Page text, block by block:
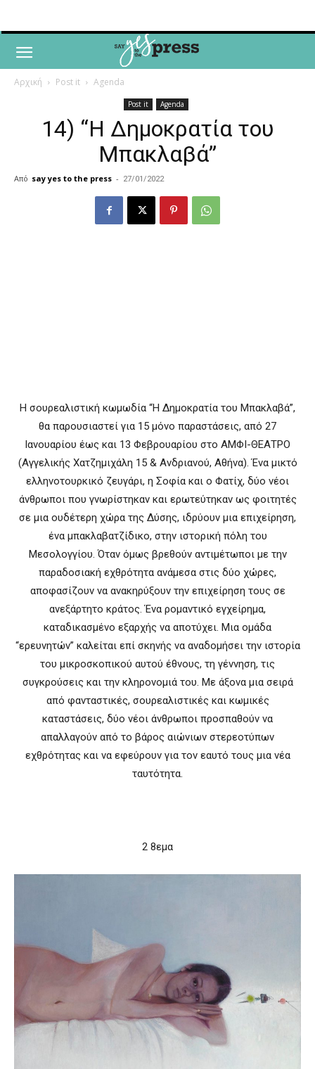
Αρχική Post it Agenda
Post it Agenda
14) “Η Δημοκρατία του
Μπακλαβά”
Από say yes to the press - 27/01/2022
Η σουρεαλιστική κωμωδία “Η Δημοκρατία του Μπακλαβά”,
θα παρουσιαστεί για 15 μόνο παραστάσεις, από 27
Ιανουαρίου έως και 13 Φεβρουαρίου στο ΑΜΦΙ-ΘΕΑΤΡΟ
(Αγγελικής Χατζημιχάλη 15 & Ανδριανού, Αθήνα). Ένα μικτό
ελληνοτουρκικό ζευγάρι, η Σοφία και ο Φατίχ, δύο νέοι
άνθρωποι που γνωρίστηκαν και ερωτεύτηκαν ως φοιτητές
σε μια ουδέτερη χώρα της Δύσης, ιδρύουν μια επιχείρηση,
ένα μπακλαβατζίδικο, στην ιστορική πόλη του
Μεσολογγίου. Όταν όμως βρεθούν αντιμέτωποι με την
παραδοσιακή εχθρότητα ανάμεσα στις δύο χώρες,
αποφασίζουν να ανακηρύξουν την επιχείρηση τους σε
ανεξάρτητο κράτος. Ένα ρομαντικό εγχείρημα,
καταδικασμένο εξαρχής να αποτύχει. Μια ομάδα
“ερευνητών” καλείται επί σκηνής να αναδομήσει την ιστορία
του μικροσκοπικού αυτού έθνους, τη γέννηση, τις
συγκρούσεις και την κληρονομιά του. Με άξονα μια σειρά
από φανταστικές, σουρεαλιστικές και κωμικές
καταστάσεις, δύο νέοι άνθρωποι προσπαθούν να
απαλλαγούν από το βάρος αιώνιων στερεοτύπων
εχθρότητας και να εφεύρουν για τον εαυτό τους μια νέα
ταυτότητα.
2 8εμα